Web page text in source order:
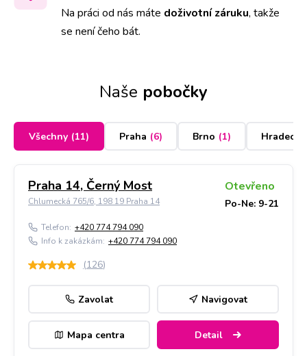
Na práci od nás máte doživotní záruku, takže
se není čeho bát.
Naše pobočky
Všechny (11) Praha (6) Brno (1) Hradec
Praha 14, Černý Most
Chlumecká 765/6, 198 19 Praha 14
Otevřeno
Po-Ne: 9-21
Telefon: +420 774 794 090
Info k zakázkám: +420 774 794 090
(126)
Zavolat Navigovat
Mapa centra Detail